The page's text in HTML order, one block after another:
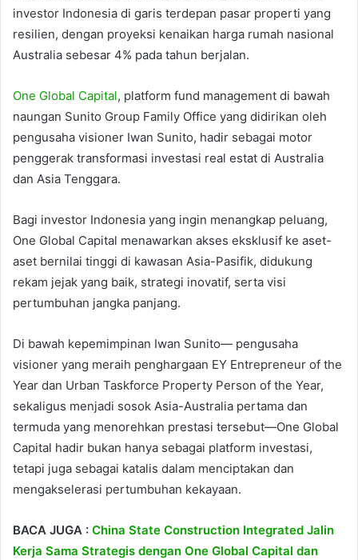
investor Indonesia di garis terdepan pasar properti yang
resilien, dengan proyeksi kenaikan harga rumah nasional
Australia sebesar 4% pada tahun berjalan.
One Global Capital, platform fund management di bawah
naungan Sunito Group Family Office yang didirikan oleh
pengusaha visioner Iwan Sunito, hadir sebagai motor
penggerak transformasi investasi real estat di Australia
dan Asia Tenggara.
Bagi investor Indonesia yang ingin menangkap peluang,
One Global Capital menawarkan akses eksklusif ke aset-
aset bernilai tinggi di kawasan Asia-Pasifik, didukung
rekam jejak yang baik, strategi inovatif, serta visi
pertumbuhan jangka panjang.
Di bawah kepemimpinan Iwan Sunito— pengusaha
visioner yang meraih penghargaan EY Entrepreneur of the
Year dan Urban Taskforce Property Person of the Year,
sekaligus menjadi sosok Asia-Australia pertama dan
termuda yang menorehkan prestasi tersebut—One Global
Capital hadir bukan hanya sebagai platform investasi,
tetapi juga sebagai katalis dalam menciptakan dan
mengakselerasi pertumbuhan kekayaan.
BACA JUGA : China State Construction Integrated Jalin
Kerja Sama Strategis dengan One Global Capital dan